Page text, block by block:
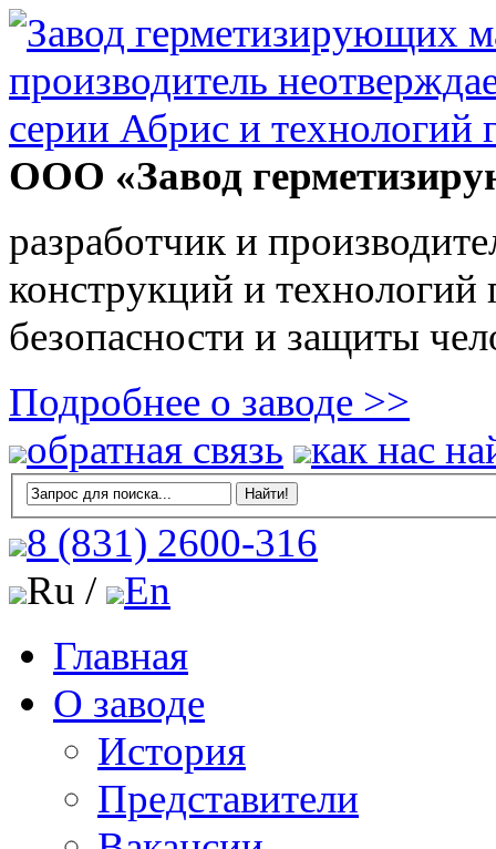
ООО «Завод
разработчик и
конструкций и
безопасности и защиты
Подробнее о заводе >>
обратная связь
как нас
8 (831) 2600-316
Ru /
En
Главная
О заводе
История
Представители